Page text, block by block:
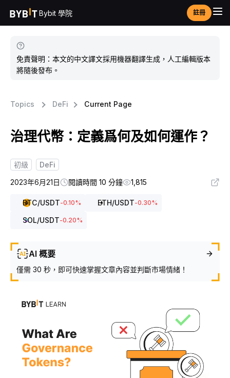
Bybit 學院 註冊
免責聲明：本文的中文譯文採用機器翻譯生成，人工編輯版本
將隨後發布。
Topics DeFi Current Page
治理代幣：定義爲何及如何運作？
初級
DeFi
2023年6月21日
閱讀時間 10 分鐘 1,815
BTC/USDT-0.10% ETH/USDT-0.30%
SOL/USDT-0.20%
AI 概要
僅需 30 秒，即可快速掌握文章內容並判斷市場情緒！